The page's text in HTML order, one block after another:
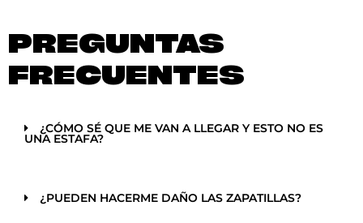
PREGUNTAS
FRECUENTES
¿CÓMO SÉ QUE ME VAN A LLEGAR Y ESTO NO ES
UNA ESTAFA?
¿PUEDEN HACERME DAÑO LAS ZAPATILLAS?